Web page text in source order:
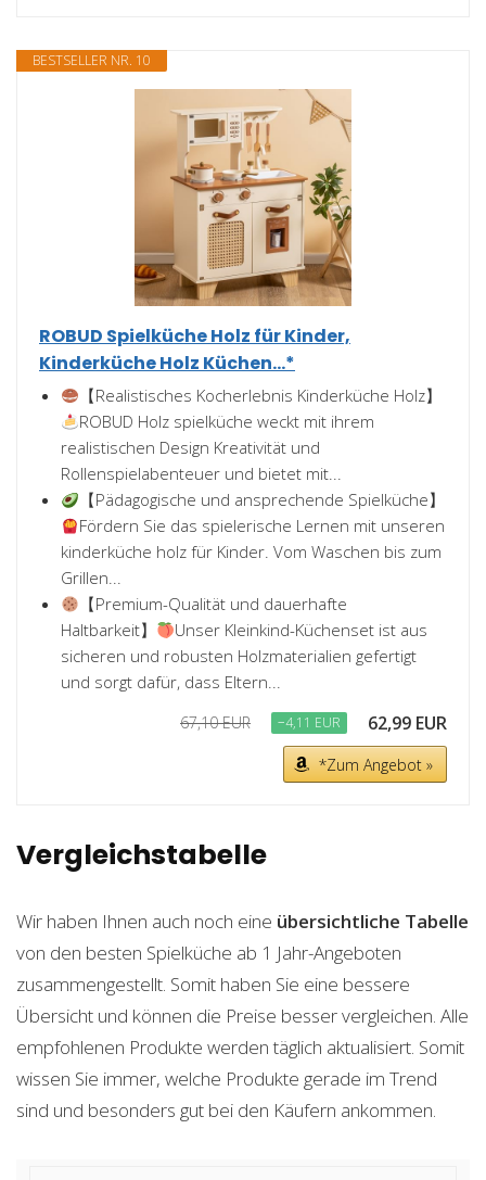
BESTSELLER NR. 10
ROBUD Spielküche Holz für Kinder,
Kinderküche Holz Küchen...*
【Realistisches Kocherlebnis Kinderküche Holz】
ROBUD Holz spielküche weckt mit ihrem
realistischen Design Kreativität und
Rollenspielabenteuer und bietet mit...
【Pädagogische und ansprechende Spielküche】
Fördern Sie das spielerische Lernen mit unseren
kinderküche holz für Kinder. Vom Waschen bis zum
Grillen...
【Premium-Qualität und dauerhafte
Haltbarkeit】
Unser Kleinkind-Küchenset ist aus
sicheren und robusten Holzmaterialien gefertigt
und sorgt dafür, dass Eltern...
67,10 EUR −4,11 EUR 62,99 EUR
*Zum Angebot »
Vergleichstabelle
Wir haben Ihnen auch noch eine übersichtliche Tabelle
von den besten Spielküche ab 1 Jahr-Angeboten
zusammengestellt. Somit haben Sie eine bessere
Übersicht und können die Preise besser vergleichen. Alle
empfohlenen Produkte werden täglich aktualisiert. Somit
wissen Sie immer, welche Produkte gerade im Trend
sind und besonders gut bei den Käufern ankommen.